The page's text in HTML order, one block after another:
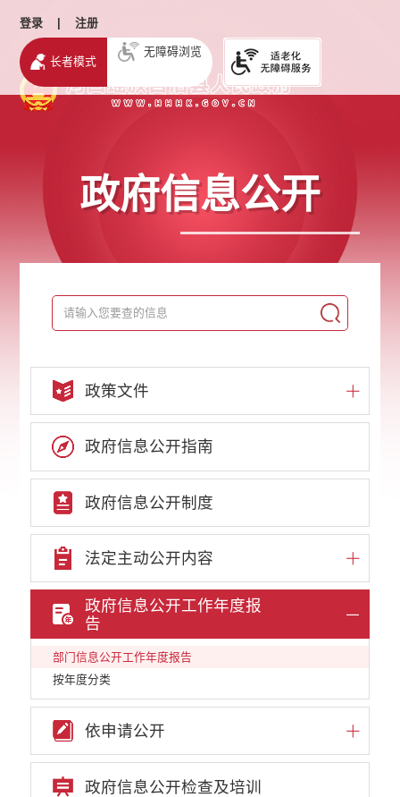
登录 | 注册
长者模式
无障碍浏览
政府信息公开
政策文件
政府信息公开指南
政府信息公开制度
法定主动公开内容
政府信息公开工作年度报
告
部门信息公开工作年度报告
按年度分类
依申请公开
政府信息公开检查及培训